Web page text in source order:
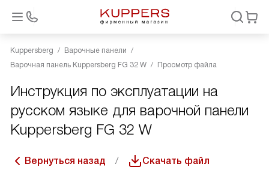
Kuppersberg
Варочные панели
Варочная панель Kuppersberg FG 32 W
Просмотр файла
Инструкция по эксплуатации на
русском языке для варочной панели
Kuppersberg FG 32 W
Вернуться назад Скачать файл